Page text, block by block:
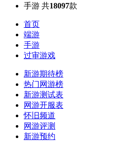
手游 共18097款
首页
端游
手游
过审游戏
新游期待榜
热门网游榜
新游测试表
网游开服表
怀旧频道
网游评测
新游预约